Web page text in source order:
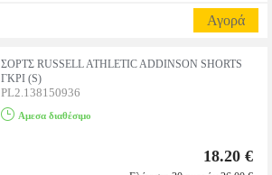
Αγορά
ΣΟΡΤΣ RUSSELL ATHLETIC ADDINSON SHORTS
ΓΚΡΙ (S)
PL2.138150936
Αμεσα διαθέσιμο
18.20 €